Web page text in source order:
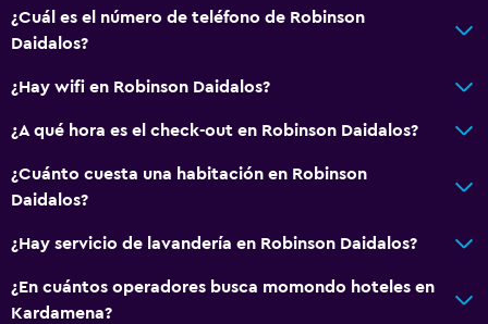
¿Cuál es el número de teléfono de Robinson
Daidalos?
¿Hay wifi en Robinson Daidalos?
¿A qué hora es el check-out en Robinson Daidalos?
¿Cuánto cuesta una habitación en Robinson
Daidalos?
¿Hay servicio de lavandería en Robinson Daidalos?
¿En cuántos operadores busca momondo hoteles en
Kardamena?